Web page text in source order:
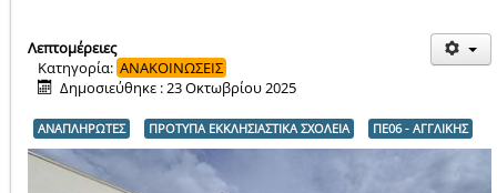
Λεπτομέρειες
Κατηγορία: ΑΝΑΚΟΙΝΩΣΕΙΣ
Δημοσιεύθηκε : 23 Οκτωβρίου 2025
ΑΝΑΠΛΗΡΩΤΕΣ ΠΡΟΤΥΠΑ ΕΚΚΛΗΣΙΑΣΤΙΚΑ ΣΧΟΛΕΙΑ ΠΕ06 - ΑΓΓΛΙΚΗΣ